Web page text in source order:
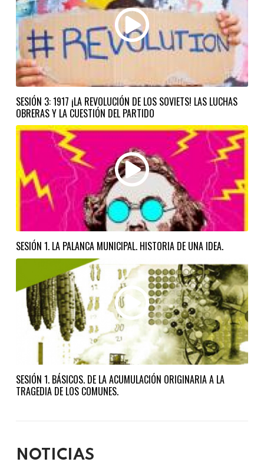
SESIÓN 3: 1917 ¡LA REVOLUCIÓN DE LOS SOVIETS! LAS LUCHAS
OBRERAS Y LA CUESTIÓN DEL PARTIDO
SESIÓN 1. LA PALANCA MUNICIPAL. HISTORIA DE UNA IDEA.
SESIÓN 1. BÁSICOS. DE LA ACUMULACIÓN ORIGINARIA A LA
TRAGEDIA DE LOS COMUNES.
NOTICIAS